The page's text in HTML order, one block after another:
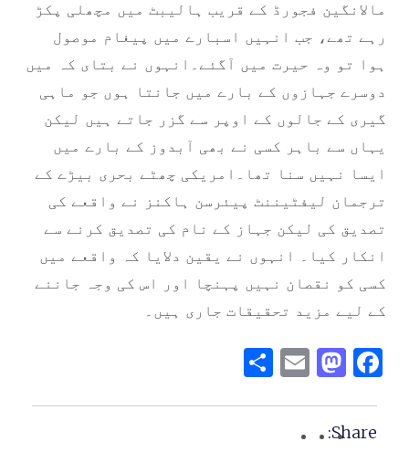
مالانگین فجورڈ کے قریب ہالیبٹ میں مچھلی پکڑ
رہے تھے، جب انہیں اسبارے میں پیغام موصول
ہوا تو وہ حیرت میں آگئے۔انہوں نے بتای کہ میں
دوسرے جہازوں کے بارے میں جانتا ہوں جو ماہی
گیری کے جالوں کے اوپر سے گزر جاتے ہیں لیکن
یہاں سے باہر کسی نے بھی آبدوز کے بارے میں
ایسا نہیں سنا تھا۔امریکی چھٹے بحری بیڑے کے
ترجمان لیفٹیننٹ پیئرسن ہاکنز نے واقعے کی
تصدیق کی لیکن جہاز کے نام کی تصدیق کرنے سے
انکار کیا۔ انہوں نے یقین دلایا کہ واقعے میں
کسی کو نقصان نہیں پہنچا اور اس کی وجہ جاننے
کے لیے مزید تحقیقات جاری ہیں۔
Facebook
Mastodon
Email
Share: